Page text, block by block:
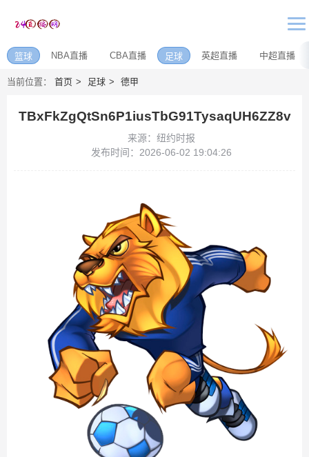
篮球 NBA直播 CBA直播 足球 英超直播 中超直播
当前位置： 首页 足球 德甲
TBxFkZgQtSn6P1iusTbG91TysaqUH6ZZ8v
来源：纽约时报
发布时间：2026-06-02 19:04:26